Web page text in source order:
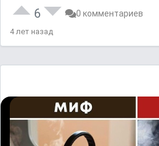
6 0 комментариев
4 лет назад